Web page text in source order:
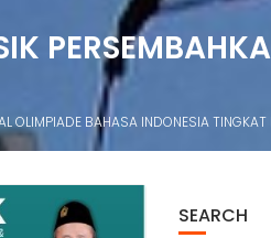
OLIMPIADE BAHASA INDONESIA
SEARCH